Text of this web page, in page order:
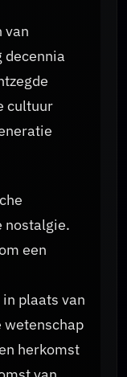
van
decennia
cultuur
nostalgie.
een
plaats van
wetenschap
herkomst